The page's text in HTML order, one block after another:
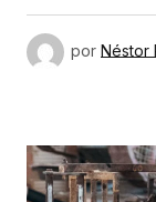
por Néstor